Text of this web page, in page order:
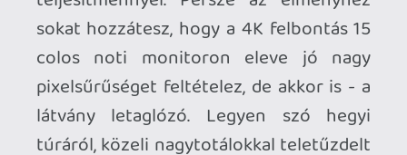
idegesíteni fog az áramvonalasítást sok
helyen direkte tagadó művészeti
elképzelés. Kojima sok mindent ennek az
elképzelésnek vet alá, de ez nem a port
problémája, az eredeti játékban is
megvoltak ezek a szempontok.